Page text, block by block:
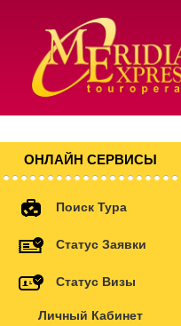
ОНЛАЙН СЕРВИСЫ
Поиск Тура
Статус Заявки
Статус Визы
Личный Кабинет